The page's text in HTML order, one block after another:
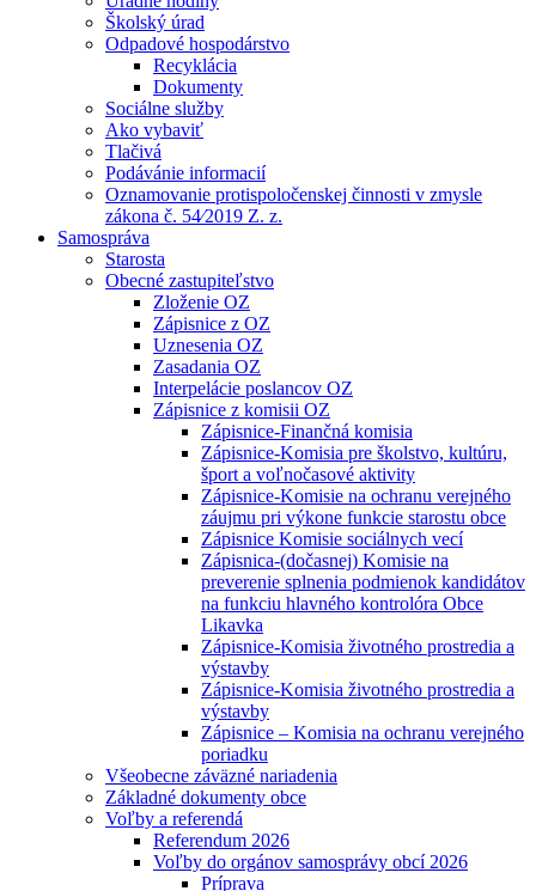
Školský úrad
Odpadové hospodárstvo
Recyklácia
Dokumenty
Sociálne služby
Ako vybaviť
Tlačivá
Podávánie informacií
Oznamovanie protispoločenskej činnosti v zmysle
zákona č. 54⁄2019 Z. z.
Samospráva
Starosta
Obecné zastupiteľstvo
Zloženie OZ
Zápisnice z OZ
Uznesenia OZ
Zasadania OZ
Interpelácie poslancov OZ
Zápisnice z komisii OZ
Zápisnice-Finančná komisia
Zápisnice-Komisia pre školstvo, kultúru,
šport a voľnočasové aktivity
Zápisnice-Komisie na ochranu verejného
záujmu pri výkone funkcie starostu obce
Zápisnice Komisie sociálnych vecí
Zápisnica-(dočasnej) Komisie na
preverenie splnenia podmienok kandidátov
na funkciu hlavného kontrolóra Obce
Likavka
Zápisnice-Komisia životného prostredia a
výstavby
Zápisnice-Komisia životného prostredia a
výstavby
Zápisnice – Komisia na ochranu verejného
poriadku
Všeobecne záväzné nariadenia
Základné dokumenty obce
Voľby a referendá
Referendum 2026
Voľby do orgánov samosprávy obcí 2026
Príprava